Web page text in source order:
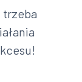
trzeba